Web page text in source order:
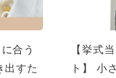
合う
出すた
【挙式
ト】 小